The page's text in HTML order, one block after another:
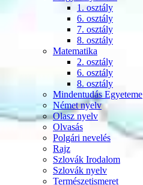
1. osztály
6. osztály
7. osztály
8. osztály
Matematika
2. osztály
6. osztály
8. osztály
Mindentudás Egyeteme
Német nyelv
Olasz nyelv
Olvasás
Polgári nevelés
Rajz
Szlovák Irodalom
Szlovák nyelv
Természetismeret